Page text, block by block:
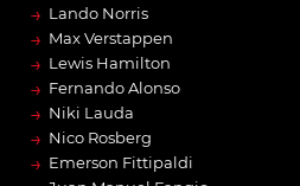
→ Lando Norris
→ Max Verstappen
→ Lewis Hamilton
→ Fernando Alonso
→ Niki Lauda
→ Nico Rosberg
→ Emerson Fittipaldi